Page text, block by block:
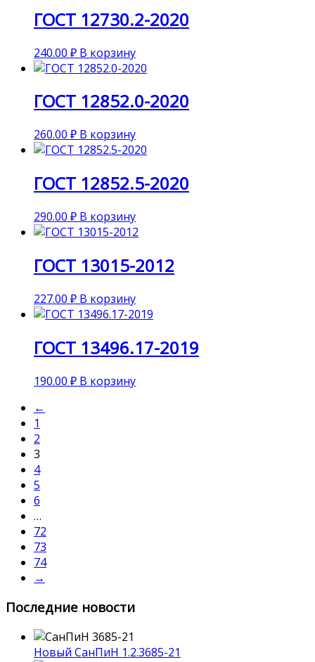
ГОСТ 12730.2-2020
240.00 ₽ В корзину
ГОСТ 12852.0-2020
260.00 ₽ В корзину
ГОСТ 12852.5-2020
290.00 ₽ В корзину
ГОСТ 13015-2012
227.00 ₽ В корзину
ГОСТ 13496.17-2019
190.00 ₽ В корзину
←
1
2
3
4
5
6
…
72
73
74
→
Последние новости
Новый СанПиН 1.2.3685-21